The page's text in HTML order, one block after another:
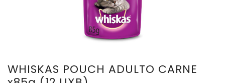
WHISKAS POUCH ADULTO CARNE